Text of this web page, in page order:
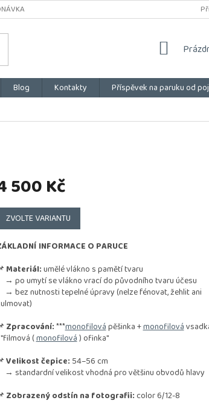
Blog Kontakty Příspěvek na paruku od
500 Kč
cena:
ZVOLTE VARIANTU
INFORMACE O PARUCE
Materiál:umělé vlákno s pamětí tvaru
→ po umytí se vlákno vrací do původního tvaru účesu
→ bez nutnosti tepelné úpravy (nelze fénovat, žehlit ani
Zpracování:***monofilovápěšinka +monofilová
(monofilová) ofinka"
Velikost čepice: 54–56 cm
→ standardní velikost vhodná pro většinu obvodů hlavy
Zobrazený odstín na fotografii: color 6/12-8